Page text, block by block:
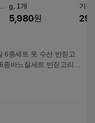
g, 1개
5,980원
기잼
참다
6종세트 옷 수선 반짇고
바느질세트 반짇고리6